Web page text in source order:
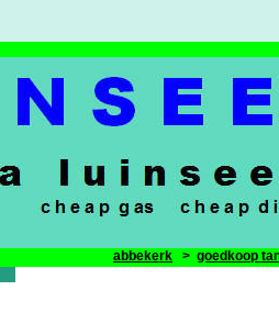
abbekerk > goedkoop